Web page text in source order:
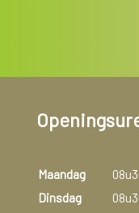
Maandag
Dinsdag